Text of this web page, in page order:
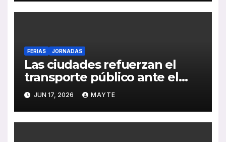
FERIAS JORNADAS
Las ciudades refuerzan el
transporte público ante el
reto de la demanda, la
sostenibilidad y la
digitalización
JUN 17, 2026 MAYTE